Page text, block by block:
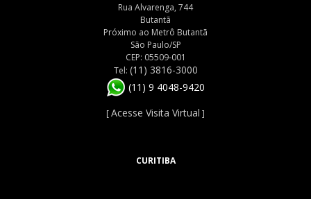
Rua Alvarenga, 744
Butantã
Próximo ao Metrô Butantã
São Paulo/SP
CEP: 05509-001
Tel: (11) 3816-3000
(11) 9 4048-9420
[Acesse Visita Virtual ]
CURITIBA